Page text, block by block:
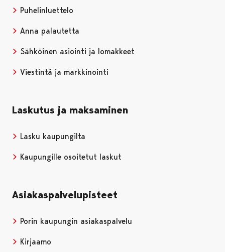
Puhelinluettelo
Anna palautetta
Sähköinen asiointi ja lomakkeet
Viestintä ja markkinointi
Laskutus ja maksaminen
Lasku kaupungilta
Kaupungille osoitetut laskut
Asiakaspalvelupisteet
Porin kaupungin asiakaspalvelu
Kirjaamo